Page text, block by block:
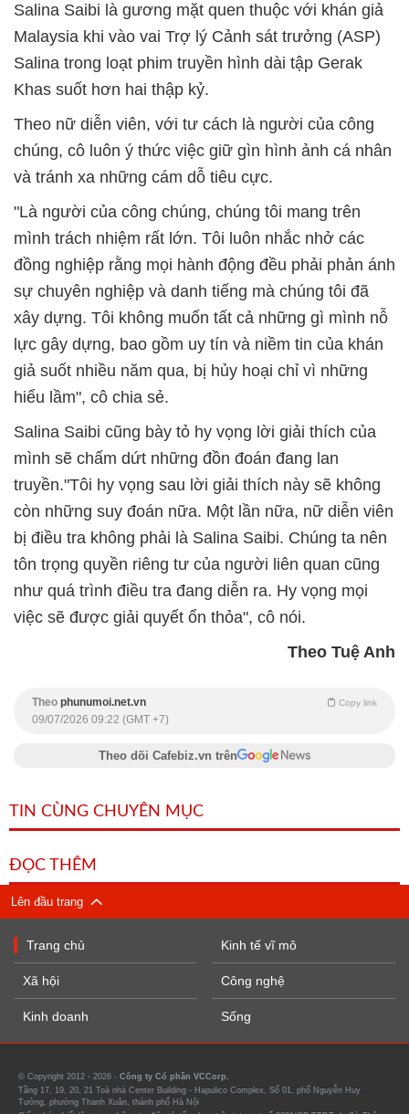
Salina Saibi là gương mặt quen thuộc với khán giả
Malaysia khi vào vai Trợ lý Cảnh sát trưởng (ASP)
Salina trong loạt phim truyền hình dài tập Gerak
Khas suốt hơn hai thập kỷ.
Theo nữ diễn viên, với tư cách là người của công
chúng, cô luôn ý thức việc giữ gìn hình ảnh cá nhân
và tránh xa những cám dỗ tiêu cực.
"Là người của công chúng, chúng tôi mang trên
mình trách nhiệm rất lớn. Tôi luôn nhắc nhở các
đồng nghiệp rằng mọi hành động đều phải phản ánh
sự chuyên nghiệp và danh tiếng mà chúng tôi đã
xây dựng. Tôi không muốn tất cả những gì mình nỗ
lực gây dựng, bao gồm uy tín và niềm tin của khán
giả suốt nhiều năm qua, bị hủy hoại chỉ vì những
hiểu lầm", cô chia sẻ.
Salina Saibi cũng bày tỏ hy vọng lời giải thích của
mình sẽ chấm dứt những đồn đoán đang lan
truyền."Tôi hy vọng sau lời giải thích này sẽ không
còn những suy đoán nữa. Một lần nữa, nữ diễn viên
bị điều tra không phải là Salina Saibi. Chúng ta nên
tôn trọng quyền riêng tư của người liên quan cũng
như quá trình điều tra đang diễn ra. Hy vọng mọi
việc sẽ được giải quyết ổn thỏa", cô nói.
Theo Tuệ Anh
Theo phunumoi.net.vn Copy link
09/07/2026 09:22 (GMT +7)
Theo dõi Cafebiz.vn trên
TIN CÙNG CHUYÊN MỤC
ĐỌC THÊM
Lên đầu trang
Trang chủ
Xã hội
Kinh doanh
Kinh tế vĩ mô
Công nghệ
Sống
© Copyright 2012 - 2026 - Công ty Cổ phần VCCorp.
Tầng 17, 19, 20, 21 Toà nhà Center Building - Hapulico Complex, Số 01, phố Nguyễn Huy
Tưởng, phường Thanh Xuân, thành phố Hà Nội